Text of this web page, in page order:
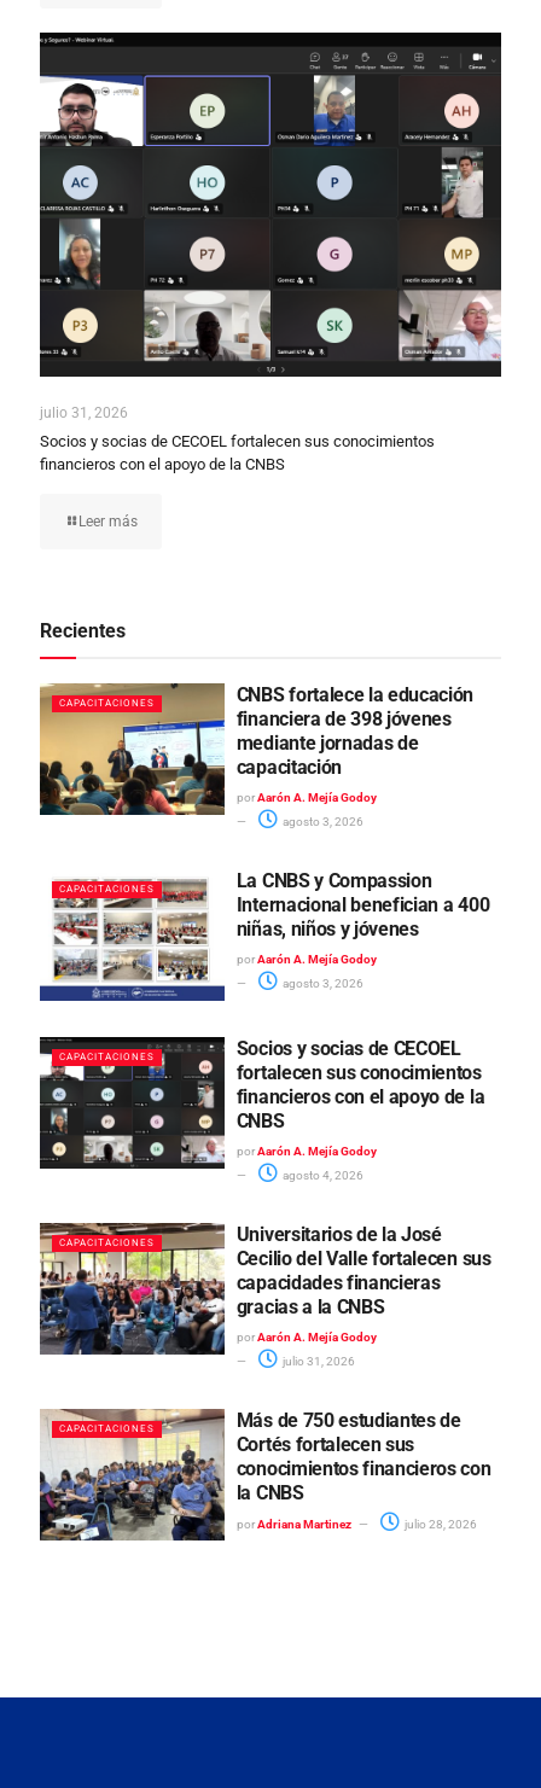
julio 31, 2026
Socios y socias de CECOEL fortalecen sus conocimientos
financieros con el apoyo de la CNBS
Leer más
Recientes
CAPACITACIONES
CNBS fortalece la educación
financiera de 398 jóvenes
mediante jornadas de
capacitación
por Aarón A. Mejía Godoy
agosto 3, 2026
CAPACITACIONES
La CNBS y Compassion
Internacional benefician a 400
niñas, niños y jóvenes
por Aarón A. Mejía Godoy
agosto 3, 2026
CAPACITACIONES
Socios y socias de CECOEL
fortalecen sus conocimientos
financieros con el apoyo de la
CNBS
por Aarón A. Mejía Godoy
agosto 4, 2026
CAPACITACIONES
Universitarios de la José
Cecilio del Valle fortalecen sus
capacidades financieras
gracias a la CNBS
por Aarón A. Mejía Godoy
julio 31, 2026
CAPACITACIONES
Más de 750 estudiantes de
Cortés fortalecen sus
conocimientos financieros con
la CNBS
por Adriana Martinez julio 28, 2026